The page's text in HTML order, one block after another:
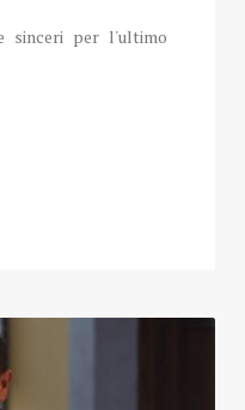
sinceri per l'ultimo